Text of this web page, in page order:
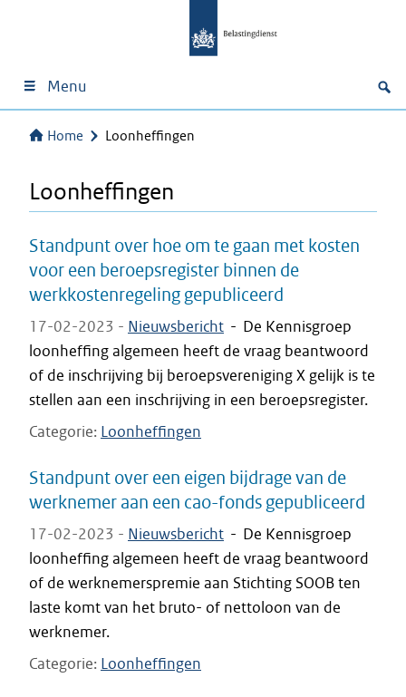
Menu
Home Loonheffingen
Loonheffingen
Standpunt over hoe om te gaan met kosten
voor een beroepsregister binnen de
werkkostenregeling gepubliceerd
17-02-2023 - Nieuwsbericht - De Kennisgroep
loonheffing algemeen heeft de vraag beantwoord
of de inschrijving bij beroepsvereniging X gelijk is te
stellen aan een inschrijving in een beroepsregister.
Categorie Loonheffingen
Standpunt over een eigen bijdrage van de
werknemer aan een cao-fonds gepubliceerd
17-02-2023 - Nieuwsbericht - De Kennisgroep
loonheffing algemeen heeft de vraag beantwoord
of de werknemerspremie aan Stichting SOOB ten
laste komt van het bruto- of nettoloon van de
werknemer.
Categorie Loonheffingen